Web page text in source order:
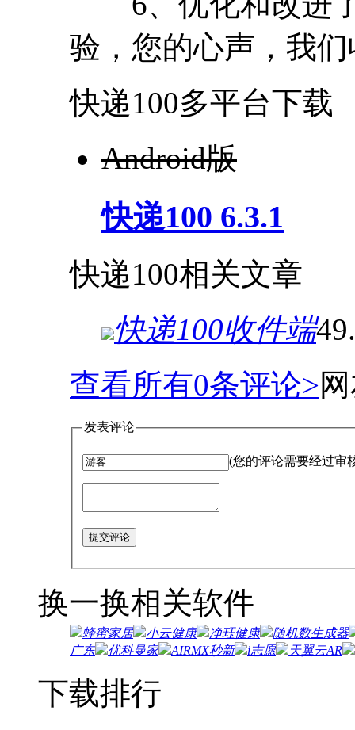
验，您的心声，我
快递100多平台下载
Android版
快递100 6.3.1
快递100相关文章
快递100收件端
查看所有0条评论>
发表评论
(您的评论需要经过审
提交评论
换一换相关软件
蜂蜜家居 小云健康 净珏健康
随机数生成器
广东
优科曼家 AIRMX秒新 i志愿 天翼云AR
下载排行